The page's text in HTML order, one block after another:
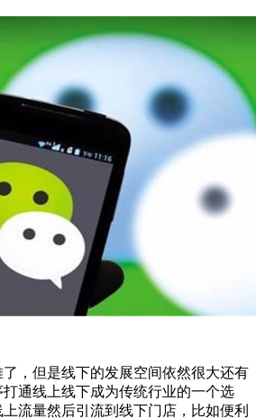
，但是线下的发展空间依然很大还有
通线上线下成为传统行业的一个选
流量然后引流到线下门店，比如便利